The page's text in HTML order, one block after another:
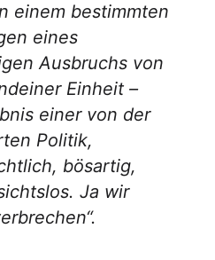
einem bestimmten
eines
Ausbruchs von
Einheit –
einer von der
Politik,
bösartig,
Ja wir